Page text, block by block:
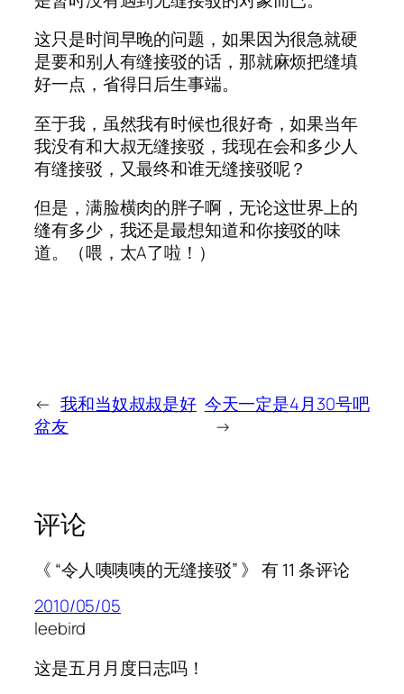
这只是时间早晚的问题，如果因为很急就硬
是要和别人有缝接驳的话，那就麻烦把缝填
好一点，省得日后生事端。
至于我，虽然我有时候也很好奇，如果当年
我没有和大叔无缝接驳，我现在会和多少人
有缝接驳，又最终和谁无缝接驳呢？
但是，满脸横肉的胖子啊，无论这世界上的
缝有多少，我还是最想知道和你接驳的味
道。（喂，太A了啦！）
← 我和当奴叔叔是好
盆友
今天一定是4月30号吧
→
评论
《 “令人咦咦咦的无缝接驳” 》 有 11 条评论
2010/05/05
leebird
这是五月月度日志吗！